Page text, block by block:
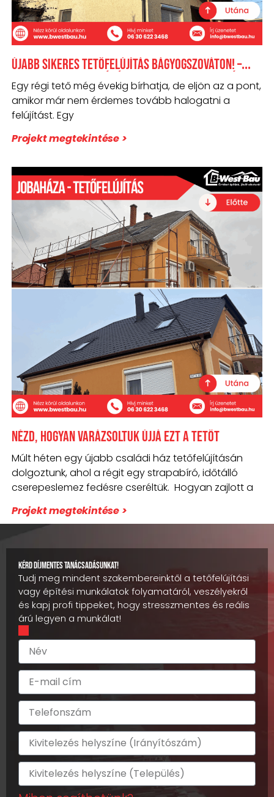
Újabb sikeres tetőfelújítás Bágyogszováton! –
Cserepeslemezzel új életet adtunk egy családi
háznak.
Egy régi tető még évekig bírhatja, de eljön az a pont,
amikor már nem érdemes tovább halogatni a
felújítást. Egy
Projekt megtekintése >
Nézd, hogyan varázsoltuk újjá ezt a tetőt
Múlt héten egy újabb családi ház tetőfelújításán
dolgoztunk, ahol a régit egy strapabíró, időtálló
cserepeslemez fedésre cseréltük. Hogyan zajlott a
Projekt megtekintése >
Kérd díjmentes tanácsadásunkat!
Tudj meg mindent szakembereinktől a tetőfelújítási
vagy építési munkálatok folyamatáról, veszélyekről
és kapj profi tippeket, hogy stresszmentes és reális
árú legyen a munkálat!
N
v
E
m
i
l
í
T
l
f
o
s
I
á
y
K
v